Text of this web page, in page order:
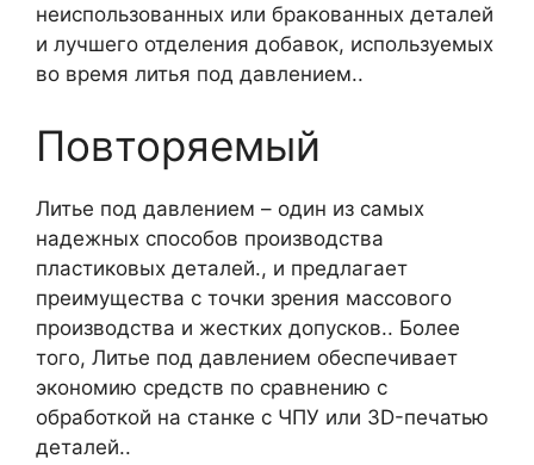
неиспользованных или бракованных деталей
и лучшего отделения добавок, используемых
во время литья под давлением..
Повторяемый
Литье под давлением – один из самых
надежных способов производства
пластиковых деталей., и предлагает
преимущества с точки зрения массового
производства и жестких допусков.. Более
того, Литье под давлением обеспечивает
экономию средств по сравнению с
обработкой на станке с ЧПУ или 3D-печатью
деталей..